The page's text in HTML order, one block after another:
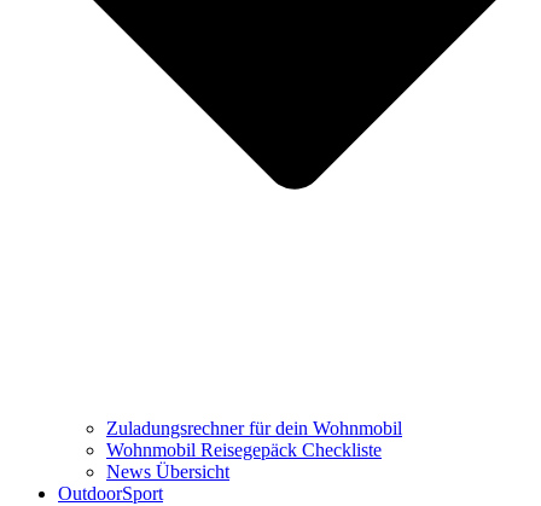
Zuladungsrechner für dein Wohnmobil
Wohnmobil Reisegepäck Checkliste
News Übersicht
OutdoorSport